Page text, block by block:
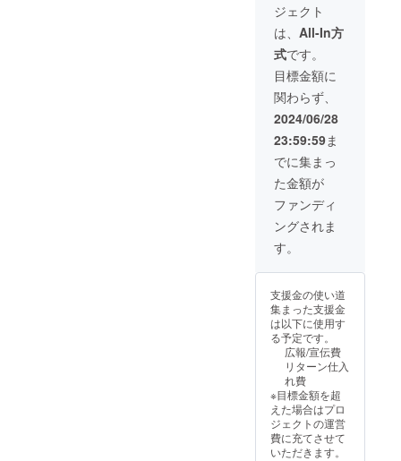
バラン
ス から
選択
ジェクト
は、 All-In方
式です。
目標金額に
関わらず、
2024/06/28
23:59:59ま
でに集まっ
た金額が
ファンディ
ングされま
す。
支援金の使い道
集まった支援金
は以下に使用す
る予定です。
広報/宣伝費
リターン仕入
れ費
※目標金額を超
えた場合はプロ
ジェクトの運営
費に充てさせて
いただきます。